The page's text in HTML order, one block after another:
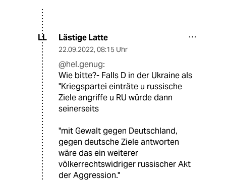
LL Lästige Latte
22.09.2022, 08:15 Uhr
@hel.genug:
Wie bitte?- Falls D in der Ukraine als
"Kriegspartei einträte u russische
Ziele angriffe u RU würde dann
seinerseits
"mit Gewalt gegen Deutschland,
gegen deutsche Ziele antworten
wäre das ein weiterer
völkerrechtswidriger russischer Akt
der Aggression."